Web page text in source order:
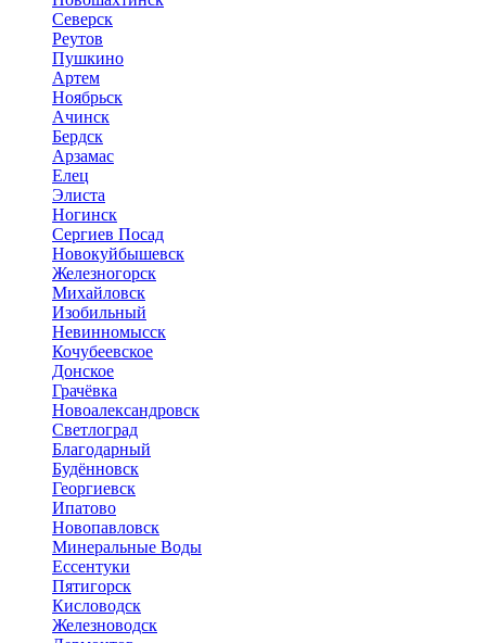
Северск
Реутов
Пушкино
Артем
Ноябрьск
Ачинск
Бердск
Арзамас
Елец
Элиста
Ногинск
Сергиев Посад
Новокуйбышевск
Железногорск
Михайловск
Изобильный
Невинномысск
Кочубеевское
Донское
Грачёвка
Новоалександровск
Светлоград
Благодарный
Будённовск
Георгиевск
Ипатово
Новопавловск
Минеральные Воды
Ессентуки
Пятигорск
Кисловодск
Железноводск